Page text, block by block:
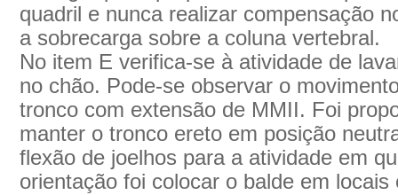
quadril e nunca realizar compensação
a sobrecarga sobre a coluna vertebral.
No item E verifica-se à atividade de
no chão. Pode-se observar o
tronco com extensão de MMII. Foi
manter o tronco ereto em posição
flexão de joelhos para a atividade em
orientação foi colocar o balde em